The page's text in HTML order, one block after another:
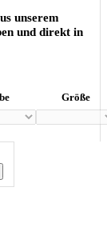
unserem
und direkt in
Größe